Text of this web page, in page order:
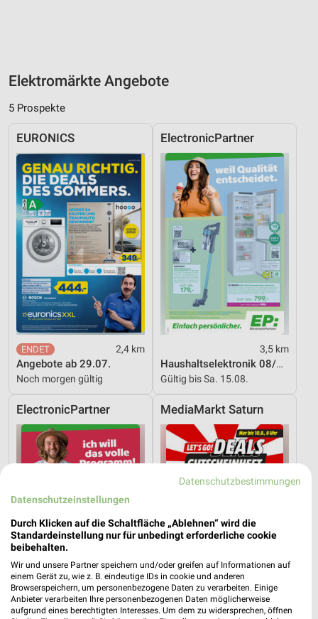
Elektromärkte Angebote
5 Prospekte
EURONICS
2,4 km
Angebote ab 29.07.
Noch morgen gültig
ElectronicPartner
3,5 km
Haushaltselektronik 08/2026
Gültig bis Sa. 15.08.
ElectronicPartner MediaMarkt Saturn
Datenschutzbestimmungen
Datenschutzeinstellungen
Durch Klicken auf die Schaltfläche „Ablehnen“ wird die
Standardeinstellung nur für unbedingt erforderliche cookie
beibehalten.
Wir und unsere Partner speichern und/oder greifen auf Informationen auf
einem Gerät zu, wie z. B. eindeutige IDs in cookie und anderen
Browserspeichern, um personenbezogene Daten zu verarbeiten. Einige
Anbieter verarbeiten Ihre personenbezogenen Daten möglicherweise
aufgrund eines berechtigten Interesses. Um dem zu widersprechen, öffnen